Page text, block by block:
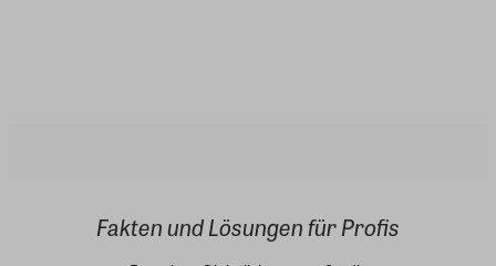
Fakten und Lösungen für Profis